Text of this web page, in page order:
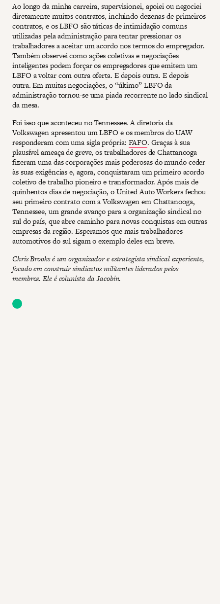
Ao longo da minha carreira, supervisionei, apoiei ou negociei
diretamente muitos contratos, incluindo dezenas de primeiros
contratos, e os LBFO são táticas de intimidação comuns
utilizadas pela administração para tentar pressionar os
trabalhadores a aceitar um acordo nos termos do empregador.
Também observei como ações coletivas e negociações
inteligentes podem forçar os empregadores que emitem um
LBFO a voltar com outra oferta. E depois outra. E depois
outra. Em muitas negociações, o “último” LBFO da
administração tornou-se uma piada recorrente no lado sindical
da mesa.
Foi isso que aconteceu no Tennessee. A diretoria da
Volkswagen apresentou um LBFO e os membros do UAW
responderam com uma sigla própria: FAFO. Graças à sua
plausível ameaça de greve, os trabalhadores de Chattanooga
fizeram uma das corporações mais poderosas do mundo ceder
às suas exigências e, agora, conquistaram um primeiro acordo
coletivo de trabalho pioneiro e transformador. Após mais de
quinhentos dias de negociação, o United Auto Workers fechou
seu primeiro contrato com a Volkswagen em Chattanooga,
Tennessee, um grande avanço para a organização sindical no
sul do país, que abre caminho para novas conquistas em outras
empresas da região. Esperamos que mais trabalhadores
automotivos do sul sigam o exemplo deles em breve.
Chris Brooks é um organizador e estrategista sindical experiente,
focado em construir sindicatos militantes liderados pelos
membros. Ele é colunista da Jacobin.